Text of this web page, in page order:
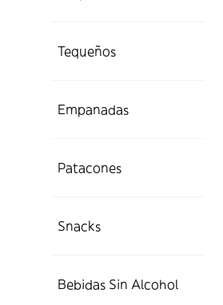
Tequeños
Empanadas
Patacones
Snacks
Bebidas Sin Alcohol